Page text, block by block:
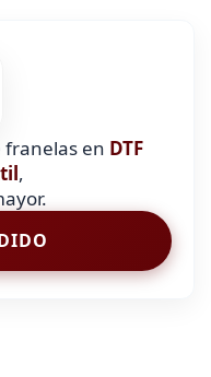
franelas en DTF
,